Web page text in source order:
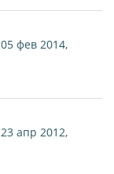
05 фев 2014,
23 апр 2012,